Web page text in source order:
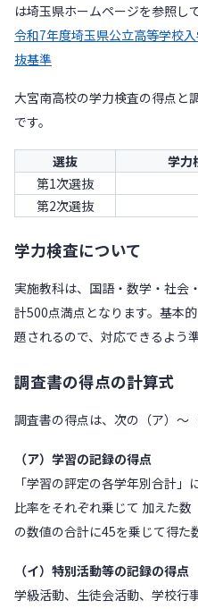
は埼玉県ホームページを参照し
令和7年度埼玉県公立高等学校
抜基準
大宮南高校の学力検査の得点と
です。
選抜
学力
第1次選抜
第2次選抜
学力検査について
実施教科は、国語・数学・社会
計500点満点となります。基本
題されるので、対応できるよう
調査書の得点の計算式
調査書の得点は、次の（ア）～
（ア）学習の記録の得点
「学習の評定の各学年別合計
比率をそれぞれ乗じて 加えた
の数値の合計に45を乗じて得た
（イ）特別活動等の記録の得点
学級活動、生徒会活動、学校行